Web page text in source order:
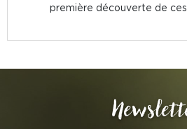
première découverte de ces